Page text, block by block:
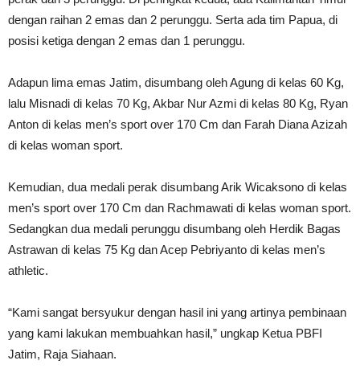
dengan raihan 2 emas dan 2 perunggu. Serta ada tim Papua, di
posisi ketiga dengan 2 emas dan 1 perunggu.
Adapun lima emas Jatim, disumbang oleh Agung di kelas 60 Kg,
lalu Misnadi di kelas 70 Kg, Akbar Nur Azmi di kelas 80 Kg, Ryan
Anton di kelas men’s sport over 170 Cm dan Farah Diana Azizah
di kelas woman sport.
Kemudian, dua medali perak disumbang Arik Wicaksono di kelas
men’s sport over 170 Cm dan Rachmawati di kelas woman sport.
Sedangkan dua medali perunggu disumbang oleh Herdik Bagas
Astrawan di kelas 75 Kg dan Acep Pebriyanto di kelas men’s
athletic.
“Kami sangat bersyukur dengan hasil ini yang artinya pembinaan
yang kami lakukan membuahkan hasil,” ungkap Ketua PBFI
Jatim, Raja Siahaan.